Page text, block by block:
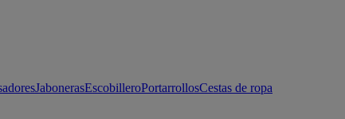
JabonerasEscobilleroPortarrollosCestas de ropa